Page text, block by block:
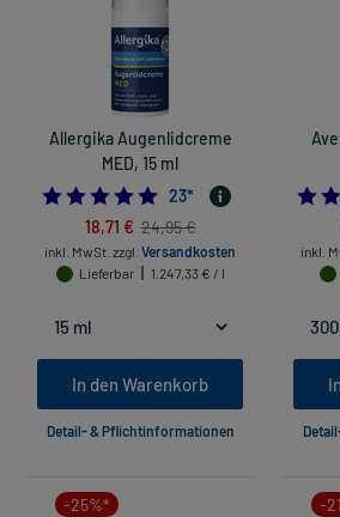
Allergika Augenlidcreme
MED, 15 ml
4.869565217391305
23*
18,71 € 24,95 €
inkl. MwSt. zzgl. Versandkosten
Lieferbar
1.247,33 € / l
In den Warenkorb
Detail- & Pflichtinformationen
inkl.
-25%* -